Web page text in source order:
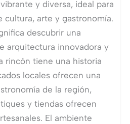
y diversa, ideal para
cultura, arte y gastronomía.
descubrir una
arquitectura innovadora y
rincón tiene una historia
locales ofrecen una
de la región,
y tiendas ofrecen
El ambiente